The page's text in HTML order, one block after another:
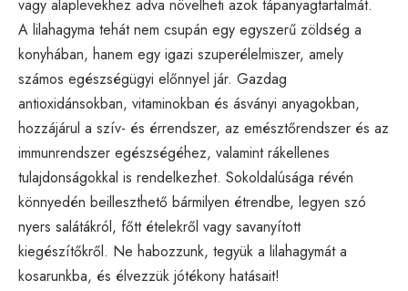
vagy alaplevekhez adva növelheti azok tápanyagtartalmát.
A lilahagyma tehát nem csupán egy egyszerű zöldség a
konyhában, hanem egy igazi szuperélelmiszer, amely
számos egészségügyi előnnyel jár. Gazdag
antioxidánsokban, vitaminokban és ásványi anyagokban,
hozzájárul a szív- és érrendszer, az emésztőrendszer és az
immunrendszer egészségéhez, valamint rákellenes
tulajdonságokkal is rendelkezhet. Sokoldalúsága révén
könnyedén beilleszthető bármilyen étrendbe, legyen szó
nyers salátákról, főtt ételekről vagy savanyított
kiegészítőkről. Ne habozzunk, tegyük a lilahagymát a
kosarunkba, és élvezzük jótékony hatásait!